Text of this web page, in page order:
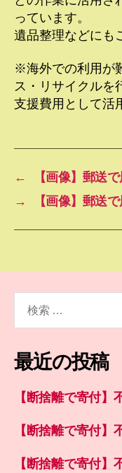
っています。
遺品整理などにも
※海外での利用が
ス・リサイクルを
支援費用として活
←
【画像】郵送
→
【画像】郵送
象:
最近の投稿
【断捨離で寄付】
【断捨離で寄付】
【断捨離で寄付】